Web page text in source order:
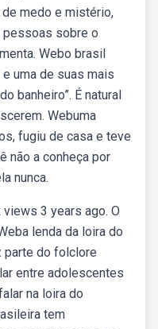
medo e mistério,
pessoas sobre o
Webo brasil
uma de suas mais
banheiro”. É natural
Webuma
fugiu de casa e teve
não a conheça por
nunca.
3 years ago. O
lenda da loira do
parte do folclore
entre adolescentes
na loira do
tem